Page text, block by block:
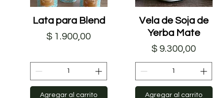
Vista rápida
Lata para Blend
Precio
$ 1.900,00
Agregar al carrito
Vista rápida
Vela de Soja de
Yerba Mate
Precio
$ 9.300,00
Agregar al carrito